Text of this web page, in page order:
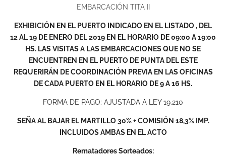
EMBARCACIÓN TITA II
EXHIBICIÓN EN EL PUERTO INDICADO EN EL LISTADO , DEL
12 AL 19 DE ENERO DEL 2019 EN EL HORARIO DE 09:00 A 19:00
HS. LAS VISITAS A LAS EMBARCACIONES QUE NO SE
ENCUENTREN EN EL PUERTO DE PUNTA DEL ESTE
REQUERIRÁN DE COORDINACIÓN PREVIA EN LAS OFICINAS
DE CADA PUERTO EN EL HORARIO DE 9 A 16 HS.
FORMA DE PAGO: AJUSTADA A LEY 19.210
SEÑA AL BAJAR EL MARTILLO 30% + COMISIÓN 18,3% IMP.
INCLUIDOS AMBAS EN EL ACTO
Rematadores Sorteados: